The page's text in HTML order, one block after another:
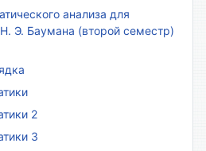
анализа для
Э. Баумана (второй семестр)
2
3